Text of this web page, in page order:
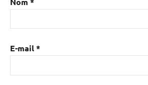
E-mail*